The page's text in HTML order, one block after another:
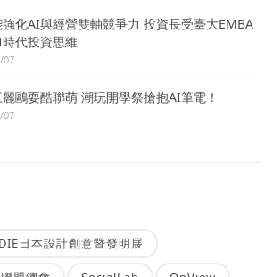
化AI與經營雙軸競爭力 投資長受臺大EMBA
代投資思維
07
麗鷗耍酷聯萌 潮玩開學祭搶抱AI筆電！
07
日本設計創意暨發明展